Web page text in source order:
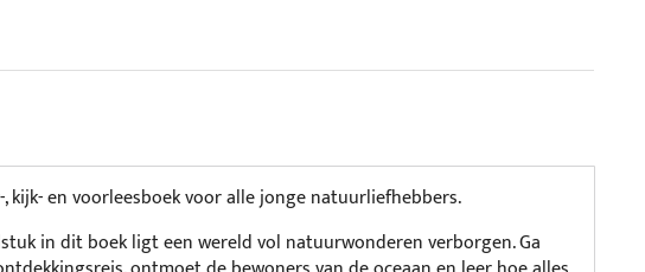
, kijk- en voorleesboek voor alle jonge natuurliefhebbers.
in dit boek ligt een wereld vol natuurwonderen verborgen. Ga